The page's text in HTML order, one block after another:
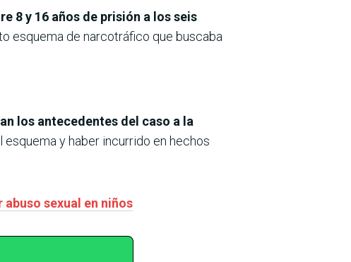
8 y 16 años de prisión a los seis
esquema de narcotráfico que buscaba
los antecedentes del caso a la
y haber incurrido en hechos
sexual en niños